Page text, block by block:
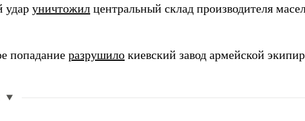
удар уничтожил центральный склад производителя
попадание разрушило киевский завод армейской
▼